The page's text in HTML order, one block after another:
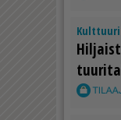
Kulttuuri